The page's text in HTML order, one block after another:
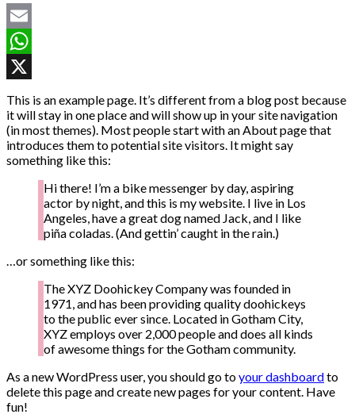
Email
WhatsApp
This is an example page. It’s different from a blog post because
it will stay in one place and will show up in your site navigation
(in most themes). Most people start with an About page that
introduces them to potential site visitors. It might say
something like this:
Hi there! I’m a bike messenger by day, aspiring
actor by night, and this is my website. I live in Los
Angeles, have a great dog named Jack, and I like
piña coladas. (And gettin’ caught in the rain.)
…or something like this:
The XYZ Doohickey Company was founded in
1971, and has been providing quality doohickeys
to the public ever since. Located in Gotham City,
XYZ employs over 2,000 people and does all kinds
of awesome things for the Gotham community.
As a new WordPress user, you should go toyour dashboardto
delete this page and create new pages for your content. Have
fun!